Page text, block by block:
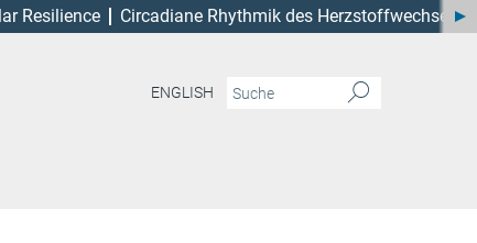
Resilience Circadiane Rhythmik des Herzstoffwechsels
ENGLISH